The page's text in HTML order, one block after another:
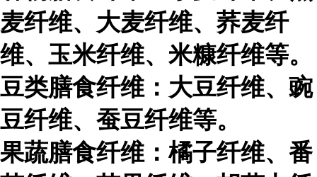
麦纤维、大麦纤维、荞麦纤
维、玉米纤维、米糠纤维等。
豆类膳食纤维：大豆纤维、豌
豆纤维、蚕豆纤维等。
果蔬膳食纤维：橘子纤维、番